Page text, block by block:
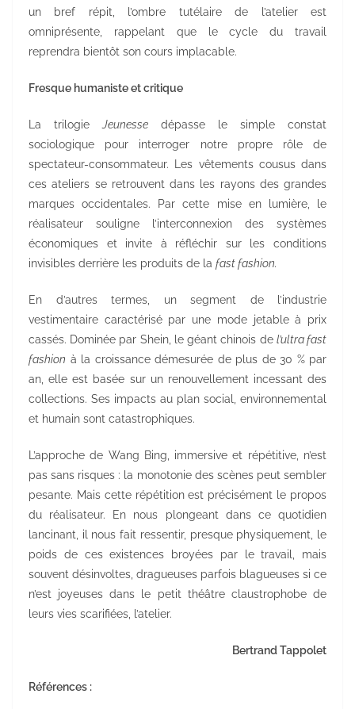
un bref répit, l’ombre tutélaire de l’atelier est
omniprésente, rappelant que le cycle du travail
reprendra bientôt son cours implacable.
Fresque humaniste et critique
La trilogieJeunesse dépasse le simple constat
sociologique pour interroger notre propre rôle de
spectateur-consommateur. Les vêtements cousus dans
ces ateliers se retrouvent dans les rayons des grandes
marques occidentales. Par cette mise en lumière, le
réalisateur souligne l’interconnexion des systèmes
économiques et invite à réfléchir sur les conditions
invisibles derrière les produits de la fast fashion.
En d’autres termes, un segment de l’industrie
vestimentaire caractérisé par une mode jetable à prix
cassés. Dominée par Shein, le géant chinois de l’ultra fast
fashion à la croissance démesurée de plus de 30 % par
an, elle est basée sur un renouvellement incessant des
collections. Ses impacts au plan social, environnemental
et humain sont catastrophiques.
L’approche de Wang Bing, immersive et répétitive, n’est
pas sans risques : la monotonie des scènes peut sembler
pesante. Mais cette répétition est précisément le propos
du réalisateur. En nous plongeant dans ce quotidien
lancinant, il nous fait ressentir, presque physiquement, le
poids de ces existences broyées par le travail, mais
souvent désinvoltes, dragueuses parfois blagueuses si ce
n’est joyeuses dans le petit théâtre claustrophobe de
leurs vies scarifiées, l’atelier.
Bertrand Tappolet
Références :